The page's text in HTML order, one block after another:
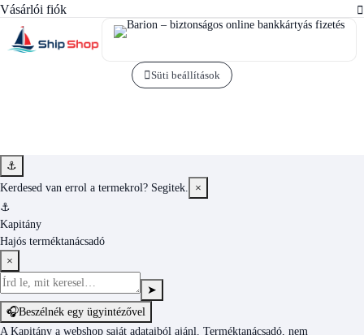
Vásárlói fiók
Süti beállítások
⚓
Kerdesed van errol a termekrol? Segitek.
×
⚓
Kapitány
Hajós terméktanácsadó
×
➤
🎧Beszélnék egy ügyintézővel
A Kapitány a webshop saját adataiból ajánl. Terméktanácsadó, nem